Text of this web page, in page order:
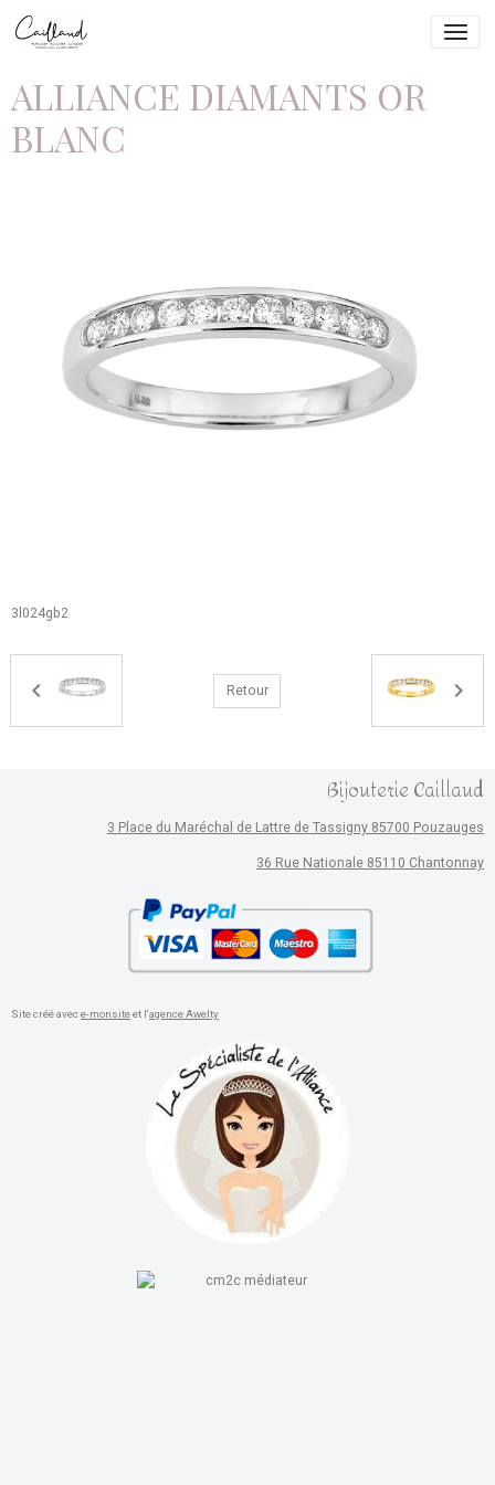
ALLIANCE DIAMANTS OR
BLANC
3l024gb2
Retour
Bijouterie Caillaud
3 Place du Maréchal de Lattre de Tassigny 85700 Pouzauges
36 Rue Nationale 85110 Chantonnay
Site créé avece-monsiteet l'agence Awelty